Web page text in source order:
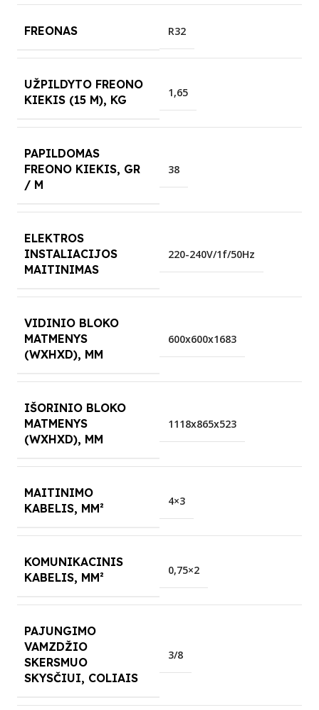
FREONAS R32
UŽPILDYTO FREONO
KIEKIS (15 M), KG
1,65
PAPILDOMAS
FREONO KIEKIS, GR
/ M
38
ELEKTROS
INSTALIACIJOS
MAITINIMAS
220-240V/1f/50Hz
VIDINIO BLOKO
MATMENYS
(WXHXD), MM
600x600x1683
IŠORINIO BLOKO
MATMENYS
(WXHXD), MM
1118x865x523
MAITINIMO
KABELIS, MM²
4×3
KOMUNIKACINIS
KABELIS, MM²
0,75×2
PAJUNGIMO
VAMZDŽIO
SKERSMUO
SKYSČIUI, COLIAIS
3/8